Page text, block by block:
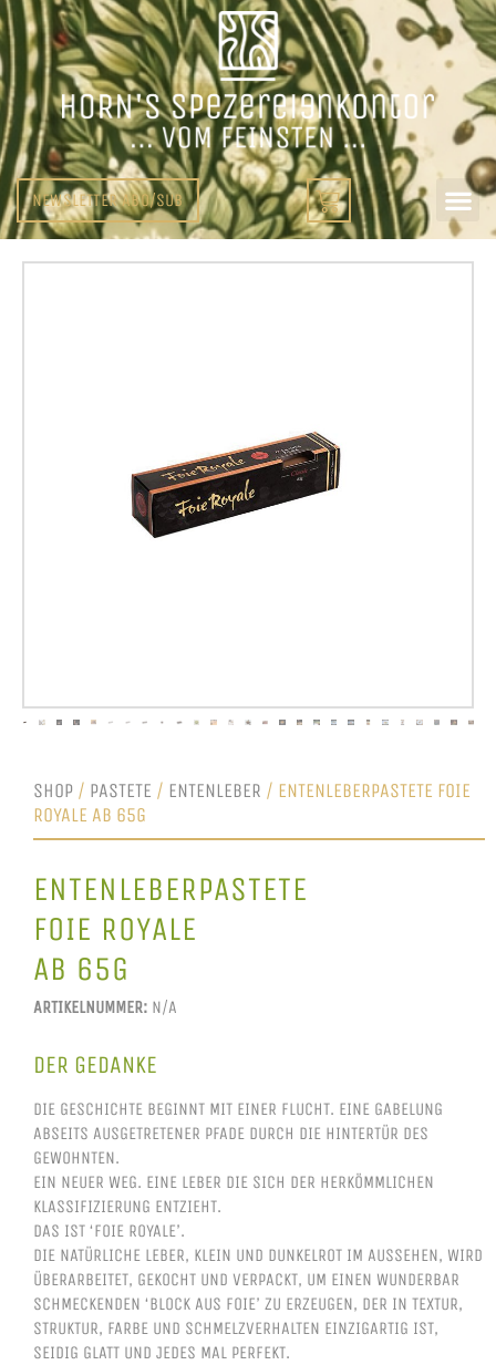
NEWSLETTER ABO/SUB
SHOP / PASTETE / ENTENLEBER / ENTENLEBERPASTETE FOIE
ROYALE AB 65G
ENTENLEBERPASTETE
FOIE ROYALE
AB 65G
ARTIKELNUMMER: N/A
DER GEDANKE
DIE GESCHICHTE BEGINNT MIT EINER FLUCHT. EINE GABELUNG
ABSEITS AUSGETRETENER PFADE DURCH DIE HINTERTÜR DES
GEWOHNTEN.
EIN NEUER WEG. EINE LEBER DIE SICH DER HERKÖMMLICHEN
KLASSIFIZIERUNG ENTZIEHT.
DAS IST ‘FOIE ROYALE’.
DIE NATÜRLICHE LEBER, KLEIN UND DUNKELROT IM AUSSEHEN, WIRD
ÜBERARBEITET, GEKOCHT UND VERPACKT, UM EINEN WUNDERBAR
SCHMECKENDEN ‘BLOCK AUS FOIE’ ZU ERZEUGEN, DER IN TEXTUR,
STRUKTUR, FARBE UND SCHMELZVERHALTEN EINZIGARTIG IST,
SEIDIG GLATT UND JEDES MAL PERFEKT.